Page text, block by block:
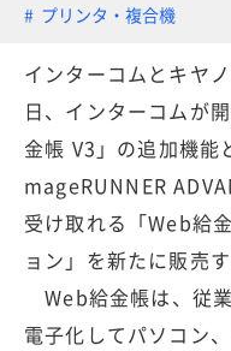
プリンタ・複合機
インターコムとキヤ
日、インターコムが
金帳 V3」の追加機能
mageRUNNER
受け取れる「Web給
ョン」を新たに販売
Web給金帳は、従
電子化してパソコン